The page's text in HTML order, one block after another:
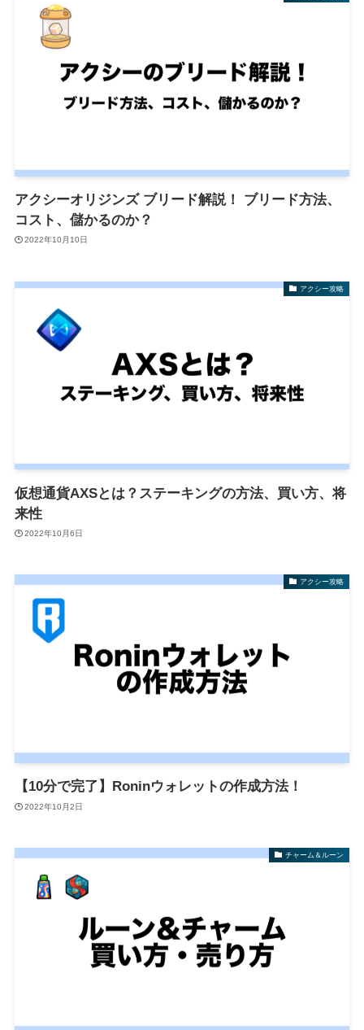
アクシーオリジンズ ブリード解説！ ブリード方法、
コスト、儲かるのか？
2022年10月10日
アクシー攻略
仮想通貨AXSとは？ステーキングの方法、買い方、将
来性
2022年10月6日
アクシー攻略
【10分で完了】Roninウォレットの作成方法！
2022年10月2日
チャーム＆ルーン